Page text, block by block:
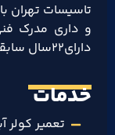
تاسیسات تهران
و داری مدرک
دارای۲۲سال سابقه کار درخشان است
خدمات
تعمیر کولر